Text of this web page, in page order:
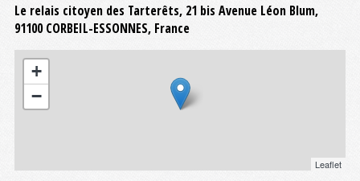
Le relais citoyen des Tarterêts, 21 bis Avenue Léon Blum,
91100 CORBEIL-ESSONNES, France
+
−
Leaflet